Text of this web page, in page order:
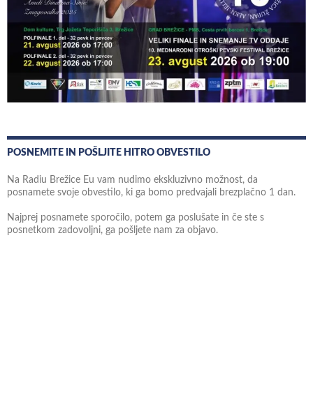
POSNEMITE IN POŠLJITE HITRO OBVESTILO
Na Radiu Brežice Eu vam nudimo ekskluzivno možnost, da
posnamete svoje obvestilo, ki ga bomo predvajali brezplačno 1 dan.
Najprej posnamete sporočilo, potem ga poslušate in če ste s
posnetkom zadovoljni, ga pošljete nam za objavo.